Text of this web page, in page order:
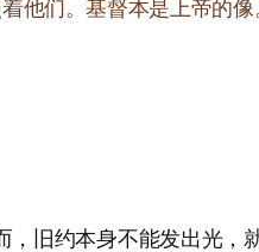
他们。基督本是上帝的像
旧约本身不能发出光，